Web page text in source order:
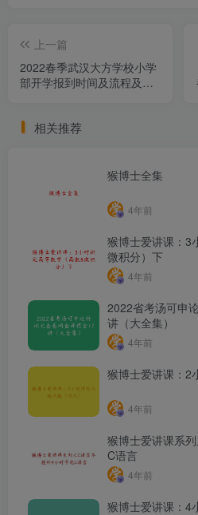
上一篇
2022春季武汉大方学校小学
部开学报到时间及流程及防
相关推荐
猴博士全集
4年前
猴博士爱讲课：3
微积分）下
4年前
2022省考汤可申
讲（大全集）
4年前
猴博士爱讲课：2
4年前
猴博士爱讲课系
C语言
4年前
猴博士爱讲课：4